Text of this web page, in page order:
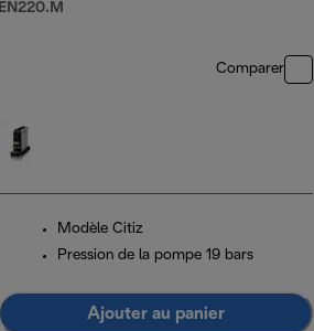
EN220.M
Comparer
Modèle Citiz
Pression de la pompe 19 bars
Ajouter au panier